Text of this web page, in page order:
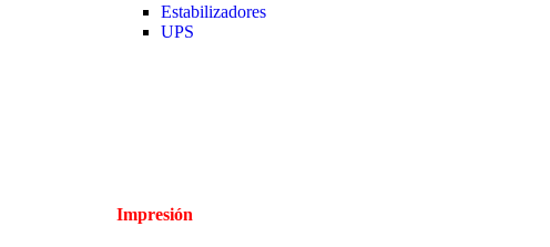
Estabilizadores
UPS
Impresión